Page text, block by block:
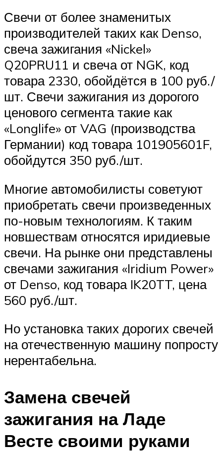
Свечи от более знаменитых
производителей таких как Denso,
свеча зажигания «Nickel»
Q20PRU11 и свеча от NGK, код
товара 2330, обойдётся в 100 руб./
шт. Свечи зажигания из дорогого
ценового сегмента такие как
«Longlife» от VAG (производства
Германии) код товара 101905601F,
обойдутся 350 руб./шт.
Многие автомобилисты советуют
приобретать свечи произведенных
по-новым технологиям. К таким
новшествам относятся иридиевые
свечи. На рынке они представлены
свечами зажигания «Iridium Power»
от Denso, код товара IK20TT, цена
560 руб./шт.
Но установка таких дорогих свечей
на отечественную машину попросту
нерентабельна.
Замена свечей
зажигания на Ладе
Весте своими руками